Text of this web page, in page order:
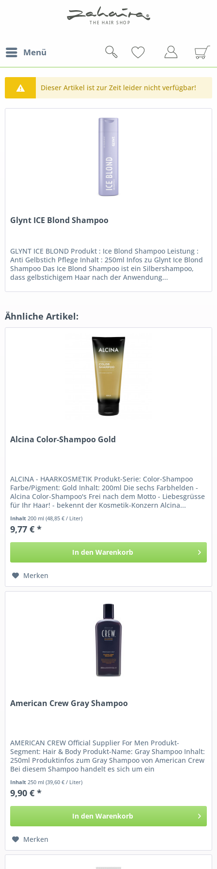
Menü
Dieser Artikel ist zur Zeit leider nicht verfügbar!
Glynt ICE Blond Shampoo
GLYNT ICE BLOND Produkt : Ice Blond Shampoo Leistung :
Anti Gelbstich Pflege Inhalt : 250ml Infos zu Glynt Ice Blond
Shampoo Das Ice Blond Shampoo ist ein Silbershampoo,
dass gelbstichigem Haar nach der Anwendung...
Ähnliche Artikel:
Alcina Color-Shampoo Gold
ALCINA - HAARKOSMETIK Produkt-Serie: Color-Shampoo
Farbe/Pigment: Gold Inhalt: 200ml Die sechs Farbhelden -
Alcina Color-Shampoo's Frei nach dem Motto - Liebesgrüsse
für Ihr Haar! - bekennt der Kosmetik-Konzern Alcina...
Inhalt 200 ml(48,85 € / Liter)
9,77 € *
In den Warenkorb
Merken
American Crew Gray Shampoo
AMERICAN CREW Official Supplier For Men Produkt-
Segment: Hair & Body Produkt-Name: Gray Shampoo Inhalt:
250ml Produktinfos zum Gray Shampoo von American Crew
Bei diesem Shampoo handelt es sich um ein
Inhalt 250 ml(39,60 € / Liter)
9,90 € *
In den Warenkorb
Merken